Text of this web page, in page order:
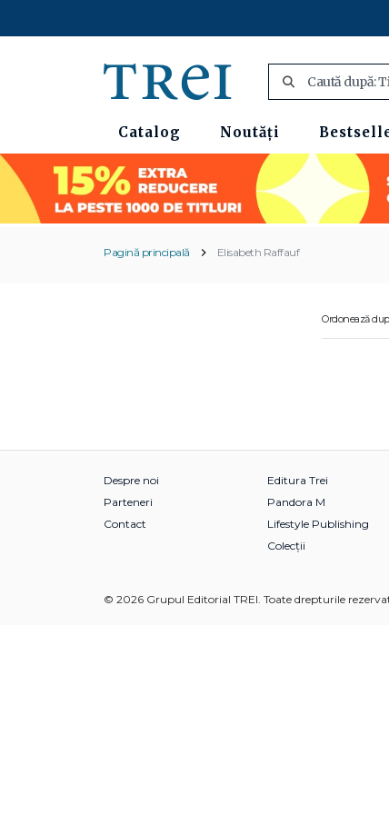
Catalog Noutăți
Pagină principală Elisabeth Raffauf
Ordonează
Despre noi
Parteneri
Contact
Editura Trei
Pandora M
Lifestyle Publishing
Colecții
© 2026 Grupul Editorial TREI. Toate drepturile